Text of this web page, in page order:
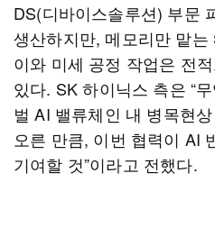
DS(디바이스솔루션) 부문
생산하지만, 메모리만 맡
이와 미세 공정 작업은 전
있다. SK 하이닉스 측은 “
벌 AI 밸류체인 내 병목현
오른 만큼, 이번 협력이 AI
기여할 것”이라고 전했다.